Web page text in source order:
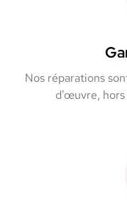
Nos réparations
d'œuvre, hors